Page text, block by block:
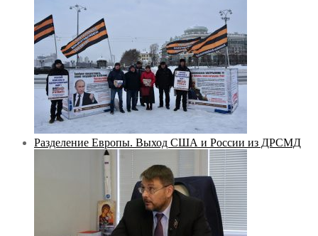
Разделение Европы. Выход США и России из ДРСМД